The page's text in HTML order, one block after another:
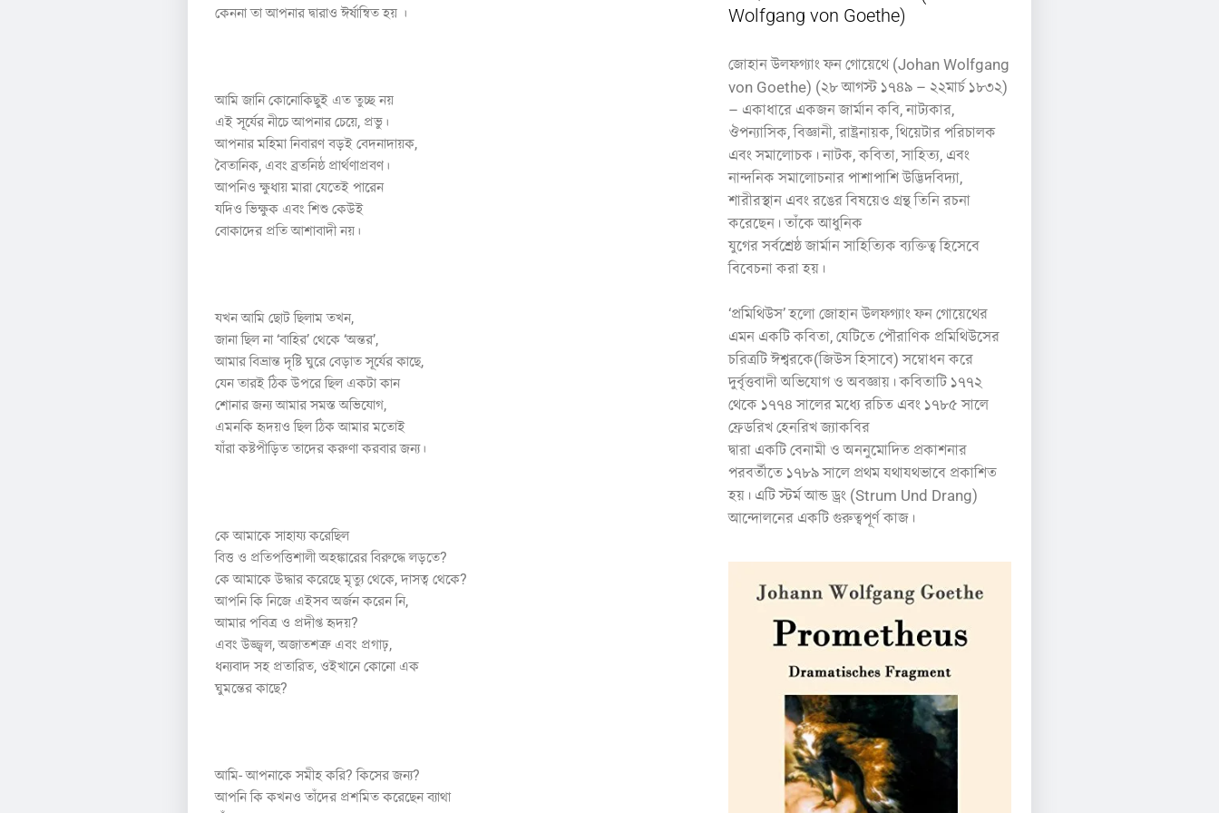
কেননা তা আপনার দ্বারাও ঈর্ষান্বিত হয় ।
আমি জানি কোনোকিছুই এত তুচ্ছ নয়
এই সূর্যের নীচে আপনার চেয়ে, প্রভু।
আপনার মহিমা নিবারণ বড়ই বেদনাদায়ক,
বৈতানিক, এবং ব্রতনিষ্ঠ প্রার্থণাপ্রবণ।
আপনিও ক্ষুধায় মারা যেতেই পারেন
যদিও ভিক্ষুক এবং শিশু কেউই
বোকাদের প্রতি আশাবাদী নয়।
যখন আমি ছোট ছিলাম তখন,
জানা ছিল না ‘বাহির’ থেকে ‘অন্তর’,
আমার বিভ্রান্ত দৃষ্টি ঘুরে বেড়াত সূর্যের কাছে,
যেন তারই ঠিক উপরে ছিল একটা কান
শোনার জন্য আমার সমস্ত অভিযোগ,
এমনকি হৃদয়ও ছিল ঠিক আমার মতোই
যাঁরা কষ্টপীড়িত তাদের করুণা করবার জন্য।
কে আমাকে সাহায্য করেছিল
বিত্ত ও প্রতিপত্তিশালী অহঙ্কারের বিরুদ্ধে লড়তে?
কে আমাকে উদ্ধার করেছে মৃত্যু থেকে, দাসত্ব থেকে?
আপনি কি নিজে এইসব অর্জন করেন নি,
আমার পবিত্র ও প্রদীপ্ত হৃদয়?
এবং উজ্জ্বল, অজাতশত্রু এবং প্রগাঢ়,
ধন্যবাদ সহ প্রতারিত, ওইখানে কোনো এক
ঘুমন্তের কাছে?
আমি- আপনাকে সমীহ করি? কিসের জন্য?
আপনি কি কখনও তাঁদের প্রশমিত করেছেন ব্যাথা
Wolfgang von Goethe)
জোহান উলফগ্যাং ফন গোয়েথে (Johan Wolfgang
von Goethe) (২৮ আগস্ট ১৭৪৯ – ২২মার্চ ১৮৩২)
– একাধারে একজন জার্মান কবি, নাট্যকার,
ঔপন্যাসিক, বিজ্ঞানী, রাষ্ট্রনায়ক, থিয়েটার পরিচালক
এবং সমালোচক। নাটক, কবিতা, সাহিত্য, এবং
নান্দনিক সমালোচনার পাশাপাশি উদ্ভিদবিদ্যা,
শারীরস্থান এবং রঙের বিষয়েও গ্রন্থ তিনি রচনা
করেছেন। তাঁকে আধুনিক
যুগের সর্বশ্রেষ্ঠ জার্মান সাহিত্যিক ব্যক্তিত্ব হিসেবে
বিবেচনা করা হয়।
‘প্রমিথিউস’ হলো জোহান উলফগ্যাং ফন গোয়েথের
এমন একটি কবিতা, যেটিতে পৌরাণিক প্রমিথিউসের
চরিত্রটি ঈশ্বরকে(জিউস হিসাবে) সম্বোধন করে
দুর্বৃত্তবাদী অভিযোগ ও অবজ্ঞায়। কবিতাটি ১৭৭২
থেকে ১৭৭৪ সালের মধ্যে রচিত এবং ১৭৮৫ সালে
ফ্রেডরিখ হেনরিখ জ্যাকবির
দ্বারা একটি বেনামী ও অননুমোদিত প্রকাশনার
পরবর্তীতে ১৭৮৯ সালে প্রথম যথাযথভাবে প্রকাশিত
হয়। এটি স্টর্ম আন্ড ড্রং (Strum Und Drang)
আন্দোলনের একটি গুরুত্বপূর্ণ কাজ।